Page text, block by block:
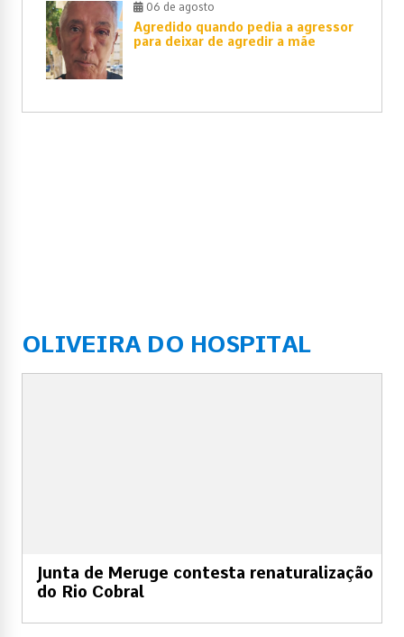
06 de agosto
Agredido quando pedia a agressor
para deixar de agredir a mãe
OLIVEIRA DO HOSPITAL
Junta de Meruge contesta renaturalização
do Rio Cobral